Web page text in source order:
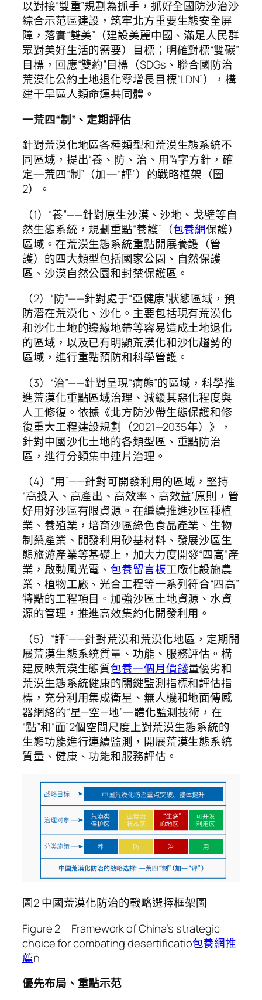
以對接“雙重”規劃為抓手，抓好全國防沙治沙
綜合示范區建設，筑牢北方重要生態安全屏
障，落實“雙美”（建設美麗中國、滿足人民群
眾對美好生活的需要）目標；明確對標“雙碳”
目標，回應“雙約”目標（SDGs、聯合國防治
荒漠化公約土地退化零增長目標“LDN”），構
建干旱區人類命運共同體。
一荒四“制”、定期評估
針對荒漠化地區各種類型和荒漠生態系統不
同區域，提出“養、防、治、用”4字方針，確
定一荒四“制”（加一“評”）的戰略框架（圖
2）。
（1）“養”——針對原生沙漠、沙地、戈壁等自
然生態系統，規劃重點“養護”（包養網保護）
區域。在荒漠生態系統重點開展養護（管
護）的四大類型包括國家公園、自然保護
區、沙漠自然公園和封禁保護區。
（2）“防”——針對處于“亞健康”狀態區域，預
防潛在荒漠化、沙化。主要包括現有荒漠化
和沙化土地的邊緣地帶等容易造成土地退化
的區域，以及已有明顯荒漠化和沙化趨勢的
區域，進行重點預防和科學管護。
（3）“治”——針對呈現“病態”的區域，科學推
進荒漠化重點區域治理、減緩其惡化程度與
人工修復。依據《北方防沙帶生態保護和修
復重大工程建設規劃（2021—2035年）》，
針對中國沙化土地的各類型區、重點防治
區，進行分類集中連片治理。
（4）“用”——針對可開發利用的區域，堅持
“高投入、高產出、高效率、高效益”原則，管
好用好沙區有限資源。在繼續推進沙區種植
業、養殖業，培育沙區綠色食品產業、生物
制藥產業、開發利用砂基材料、發展沙區生
態旅游產業等基礎上，加大力度開發“四高”產
業，啟動風光電、包養留言板工廠化設施農
業、植物工廠、光合工程等一系列符合“四高”
特點的工程項目。加強沙區土地資源、水資
源的管理，推進高效集約化開發利用。
（5）“評”——針對荒漠和荒漠化地區，定期開
展荒漠生態系統質量、功能、服務評估。構
建反映荒漠生態質包養一個月價錢量優劣和
荒漠生態系統健康的關鍵監測指標和評估指
標，充分利用集成衛星、無人機和地面傳感
器網絡的“星—空—地”一體化監測技術，在
“點”和“面”2個空間尺度上對荒漠生態系統的
生態功能進行連續監測，開展荒漠生態系統
質量、健康、功能和服務評估。
圖2 中國荒漠化防治的戰略選擇框架圖
Figure 2 Framework of China’s strategic
choice for combating desertificatio包養網推
薦n
優先布局、重點示范